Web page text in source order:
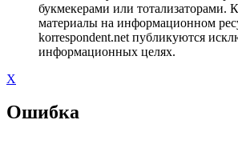
букмекерами или тотализаторами.
материалы на информационном
korrespondent.net публикуются
информационных целях.
X
Ошибка